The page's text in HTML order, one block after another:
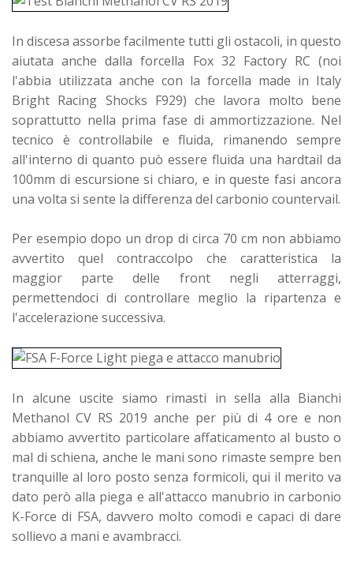
In discesa assorbe facilmente tutti gli ostacoli, in questo
aiutata anche dalla forcella Fox 32 Factory RC (noi
l'abbia utilizzata anche con la forcella made in Italy
Bright Racing Shocks F929) che lavora molto bene
soprattutto nella prima fase di ammortizzazione. Nel
tecnico è controllabile e fluida, rimanendo sempre
all'interno di quanto può essere fluida una hardtail da
100mm di escursione si chiaro, e in queste fasi ancora
una volta si sente la differenza del carbonio countervail.
Per esempio dopo un drop di circa 70 cm non abbiamo
avvertito quel contraccolpo che caratteristica la
maggior parte delle front negli atterraggi,
permettendoci di controllare meglio la ripartenza e
l'accelerazione successiva.
In alcune uscite siamo rimasti in sella alla Bianchi
Methanol CV RS 2019 anche per più di 4 ore e non
abbiamo avvertito particolare affaticamento al busto o
mal di schiena, anche le mani sono rimaste sempre ben
tranquille al loro posto senza formicoli, qui il merito va
dato però alla piega e all'attacco manubrio in carbonio
K-Force di FSA, davvero molto comodi e capaci di dare
sollievo a mani e avambracci.